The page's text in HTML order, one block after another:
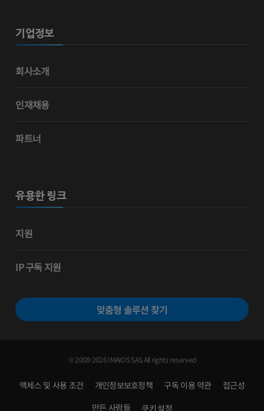
기업정보
회사소개
인재채용
파트너
유용한 링크
지원
IP 구독 지원
맞춤형 솔루션 찾기
© 2008-2026 IMAIOS SAS All rights reserved
액세스 및 사용 조건 개인정보보호정책 구독 이용 약관
접근성
만든 사람들
쿠키 설정